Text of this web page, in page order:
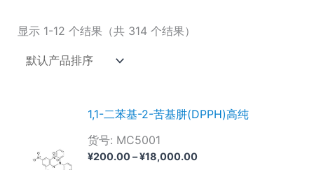
显示 1-12 个结果（共 314 个结果）
1,1-二苯基-2-苦基肼(DPPH)高纯
货号: MC5001
¥200.00–¥18,000.00价